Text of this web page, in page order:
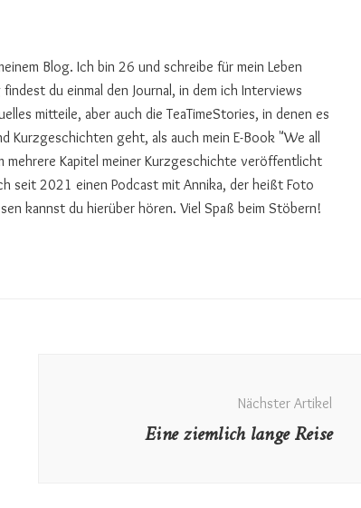
Blog. Ich bin 26 und schreibe für mein Leben
du einmal den Journal, in dem ich Interviews
mitteile, aber auch die TeaTimeStories, in denen es
Kurzgeschichten geht, als auch mein E-Book "We all
mehrere Kapitel meiner Kurzgeschichte veröffentlicht
seit 2021 einen Podcast mit Annika, der heißt Foto
kannst du hierüber hören. Viel Spaß beim Stöbern!
Nächster Artikel
Eine ziemlich lange Reise